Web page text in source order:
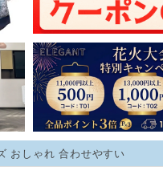
おしゃれ 合わせやすい